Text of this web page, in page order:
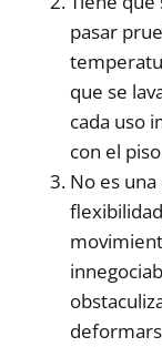
pasar
que se
cada uso
con el
No es